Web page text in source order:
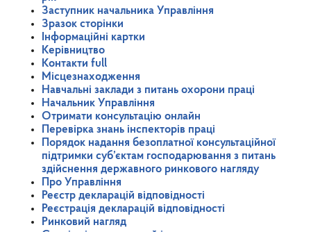
Заступник начальника Управління
Зразок сторінки
Інформаційні картки
Керівництво
Контакти full
Місцезнаходження
Навчальні заклади з питань охорони праці
Начальник Управління
Отримати консультацію онлайн
Перевірка знань інспекторів праці
Порядок надання безоплатної консультаційної
підтримки суб’єктам господарювання з питань
здійснення державного ринкового нагляду
Про Управління
Реєстр декларацій відповідності
Реєстрація декларацій відповідності
Ринковий нагляд